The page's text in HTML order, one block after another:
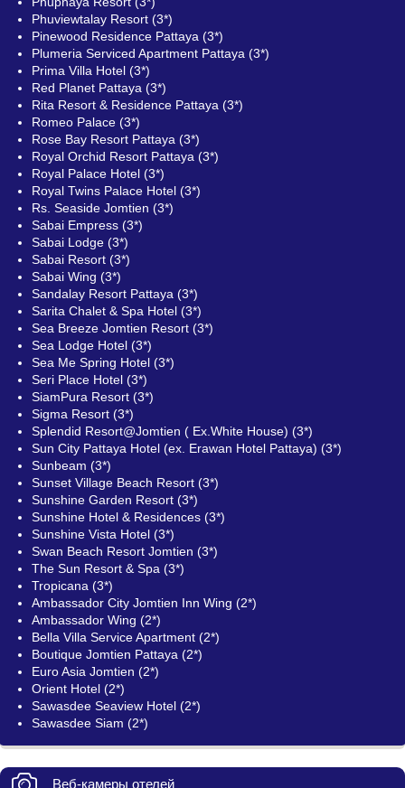
Phuviewtalay Resort (3*)
Pinewood Residence Pattaya (3*)
Plumeria Serviced Apartment Pattaya (3*)
Prima Villa Hotel (3*)
Red Planet Pattaya (3*)
Rita Resort & Residence Pattaya (3*)
Romeo Palace (3*)
Rose Bay Resort Pattaya (3*)
Royal Orchid Resort Pattaya (3*)
Royal Palace Hotel (3*)
Royal Twins Palace Hotel (3*)
Rs. Seaside Jomtien (3*)
Sabai Empress (3*)
Sabai Lodge (3*)
Sabai Resort (3*)
Sabai Wing (3*)
Sandalay Resort Pattaya (3*)
Sarita Chalet & Spa Hotel (3*)
Sea Breeze Jomtien Resort (3*)
Sea Lodge Hotel (3*)
Sea Me Spring Hotel (3*)
Seri Place Hotel (3*)
SiamPura Resort (3*)
Sigma Resort (3*)
Splendid Resort@Jomtien ( Ex.White House) (3*)
Sun City Pattaya Hotel (ex. Erawan Hotel Pattaya) (3*)
Sunbeam (3*)
Sunset Village Beach Resort (3*)
Sunshine Garden Resort (3*)
Sunshine Hotel & Residences (3*)
Sunshine Vista Hotel (3*)
Swan Beach Resort Jomtien (3*)
The Sun Resort & Spa (3*)
Tropicana (3*)
Ambassador City Jomtien Inn Wing (2*)
Ambassador Wing (2*)
Bella Villa Service Apartment (2*)
Boutique Jomtien Pattaya (2*)
Euro Asia Jomtien (2*)
Orient Hotel (2*)
Sawasdee Seaview Hotel (2*)
Sawasdee Siam (2*)
Веб-камеры отелей